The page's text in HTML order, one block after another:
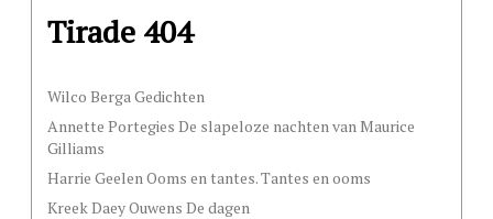
Tirade 404
Wilco Berga Gedichten
Annette Portegies De slapeloze nachten van Maurice
Gilliams
Harrie Geelen Ooms en tantes. Tantes en ooms
Kreek Daey Ouwens De dagen